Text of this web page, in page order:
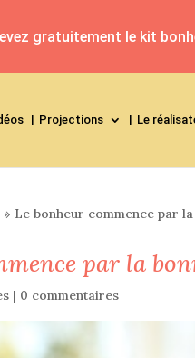
Projections Le
» Le bonheur commence par
par la
| 0 commentaires
gratuitement le kit